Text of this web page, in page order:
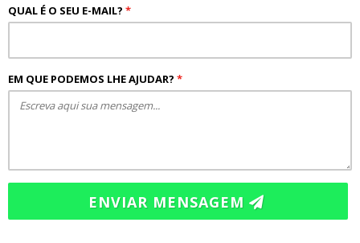
QUAL É O SEU E-MAIL? *
EM QUE PODEMOS LHE AJUDAR? *
ENVIAR MENSAGEM